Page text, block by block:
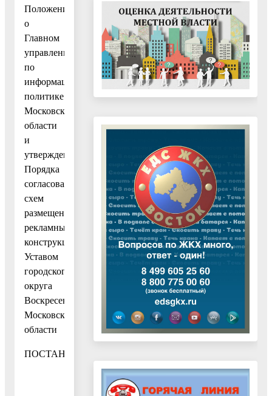
Положение
о
Главном
управлении
по
информационной
политике
Московской
области
и
утверждении
Порядка
согласования
схем
размещения
рекламных
конструкций»,
Уставом
городского
округа
Воскресенск
Московской
области
ПОСТАНОВЛЯЮ: